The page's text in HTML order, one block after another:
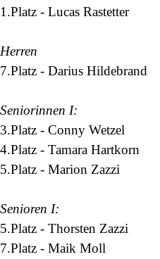
1.Platz - Lucas Rastetter
Herren
7.Platz - Darius Hildebrand
Seniorinnen I:
3.Platz - Conny Wetzel
4.Platz - Tamara Hartkorn
5.Platz - Marion Zazzi
Senioren I:
5.Platz - Thorsten Zazzi
7.Platz - Maik Moll